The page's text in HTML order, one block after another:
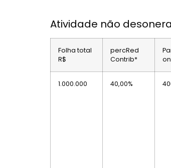
Atividade não
Folha total
R$
percRed
Contrib*
1.000.000 40,00%